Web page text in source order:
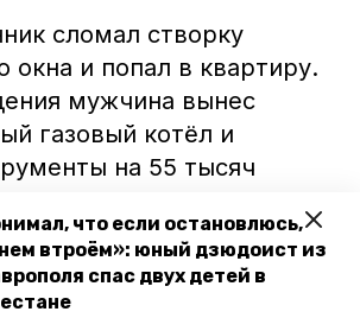
что если остановлюсь,
втроём»: юный дзюдоист из
спас двух детей в
сломал створку
окна и попал в квартиру.
мужчина вынес
газовый котёл и
на 55 тысяч
жилого помещения
сотрудникам
органов.
что кражу совершил ранее